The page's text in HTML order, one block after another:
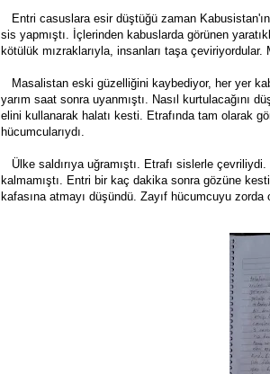
Entri casuslara esir düştüğü zaman
sis yapmıştı. İçlerinden kabuslarda görünen
kötülük mızraklarıyla, insanları taşa
Masalistan eski güzelliğini kaybediyor, her yer
yarım saat sonra uyanmıştı. Nasıl kurtulacağını
elini kullanarak halatı kesti. Etrafında tam olarak
hücumcularıydı.
Ülke saldırıya uğramıştı. Etrafı sislerle
kalmamıştı. Entri bir kaç dakika sonra gözüne
kafasına atmayı düşündü. Zayıf hücumcuyu